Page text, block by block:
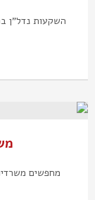
השקעות נדל"ן בתל
מחפשים